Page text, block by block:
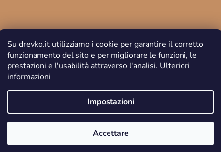
Su drevko.it utilizziamo i cookie per garantire il corretto
funzionamento del sito e per migliorare le funzioni, le
prestazioni e l'usabilità attraverso l'analisi. Ulteriori
informazioni
Impostazioni
Accettare
Creato da Shoptet